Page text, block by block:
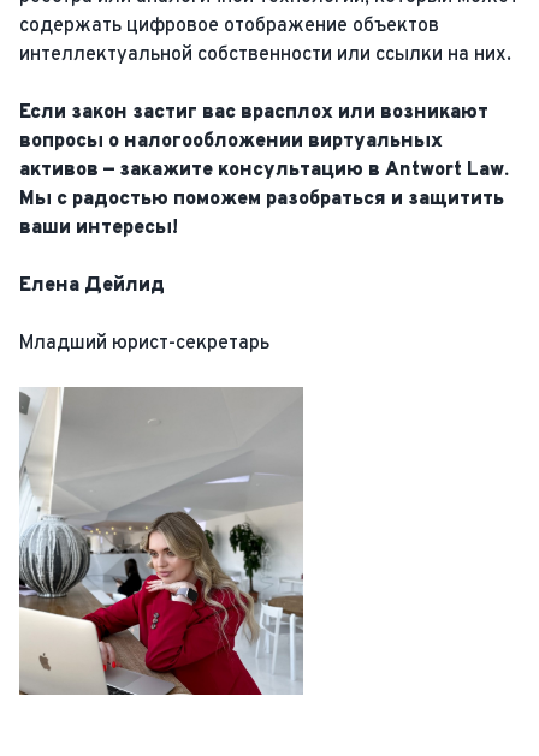
содержать цифровое отображение объектов
интеллектуальной собственности или ссылки на них.
Если закон застиг вас врасплох или возникают
вопросы о налогообложении виртуальных
активов — закажите консультацию в Antwort Law.
Мы с радостью поможем разобраться и защитить
ваши интересы!
Елена Дейлид
Младший юрист-секретарь